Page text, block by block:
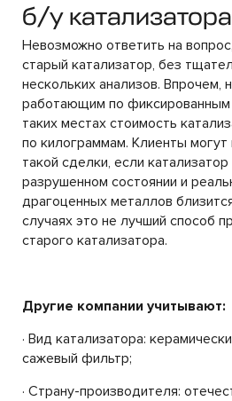
б/у катализатора
Невозможно ответить на
старый катализатор, без
нескольких анализов. Впрочем,
работающим по фиксированным
таких местах стоимость
по килограммам. Клиенты могут
такой сделки, если катализатор
разрушенном состоянии и
драгоценных металлов
случаях это не лучший способ
старого катализатора.
Другие компании учитывают:
· Вид катализатора:
сажевый фильтр;
· Страну-производителя: